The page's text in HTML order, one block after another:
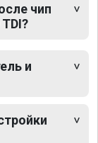
чип
и